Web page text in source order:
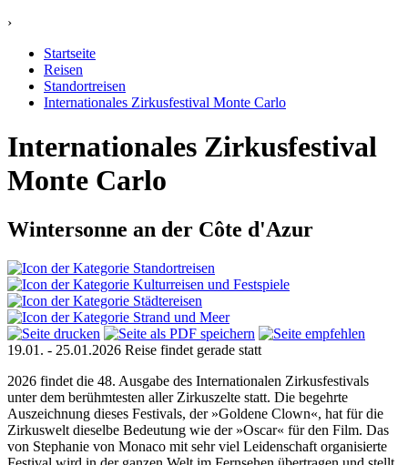
›
Startseite
Reisen
Standortreisen
Internationales Zirkusfestival Monte Carlo
Internationales Zirkusfestival
Monte Carlo
Wintersonne an der Côte d'Azur
19.01. - 25.01.2026 Reise findet gerade statt
2026 findet die 48. Ausgabe des Internationalen Zirkusfestivals
unter dem berühmtesten aller Zirkuszelte statt. Die begehrte
Auszeichnung dieses Festivals, der »Goldene Clown«, hat für die
Zirkuswelt dieselbe Bedeutung wie der »Oscar« für den Film. Das
von Stephanie von Monaco mit sehr viel Leidenschaft organisierte